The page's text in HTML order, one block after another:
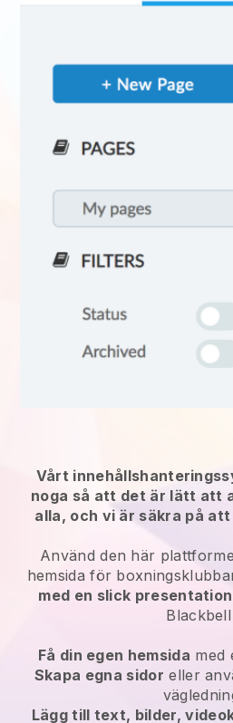
Vårt
noga så att det är lätt att
alla, och vi är säkra på
Använd den här
hemsida för
med en slick presentation
Blackbell
Få din egen hemsida med
Skapa egna sidor eller
Lägg till text, bilder,